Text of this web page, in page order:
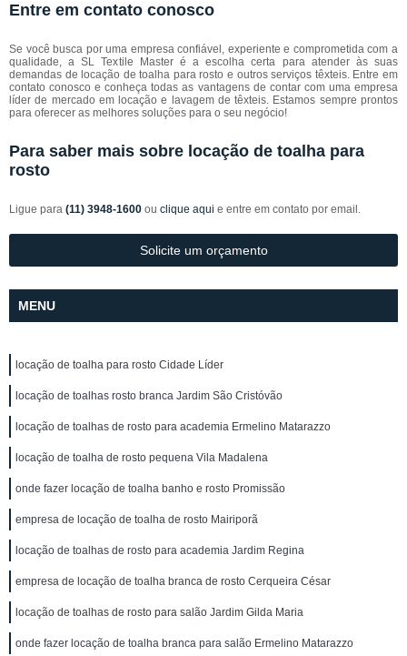
Entre em contato conosco
Se você busca por uma empresa confiável, experiente e comprometida com a
qualidade, a SL Textile Master é a escolha certa para atender às suas
demandas de locação de toalha para rosto e outros serviços têxteis. Entre em
contato conosco e conheça todas as vantagens de contar com uma empresa
líder de mercado em locação e lavagem de têxteis. Estamos sempre prontos
para oferecer as melhores soluções para o seu negócio!
Para saber mais sobre locação de toalha para
rosto
Ligue para (11) 3948-1600 ou clique aqui e entre em contato por email.
Solicite um orçamento
MENU
locação de toalha para rosto Cidade Líder
locação de toalhas rosto branca Jardim São Cristóvão
locação de toalhas de rosto para academia Ermelino Matarazzo
locação de toalha de rosto pequena Vila Madalena
onde fazer locação de toalha banho e rosto Promissão
empresa de locação de toalha de rosto Mairiporã
locação de toalhas de rosto para academia Jardim Regina
empresa de locação de toalha branca de rosto Cerqueira César
locação de toalhas de rosto para salão Jardim Gilda Maria
onde fazer locação de toalha branca para salão Ermelino Matarazzo